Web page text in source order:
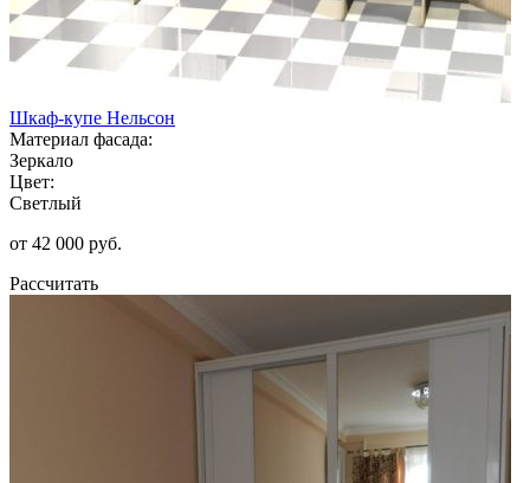
Шкаф-купе Нельсон
Материал фасада:
Зеркало
Цвет:
Светлый
от 42 000 руб.
Рассчитать